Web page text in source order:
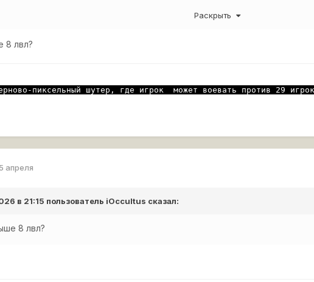
Раскрыть
8 лвл?
пиксельный шутер, где игрок  может воевать против 29
апреля
в 21:15 пользователь iOccultus сказал:
8 лвл?